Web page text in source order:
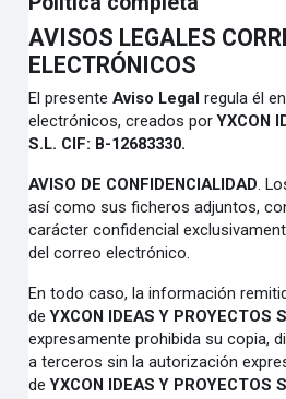
AVISOS LEGALES
ELECTRÓNICOS
El presenteAviso Legalregula él
electrónicos, creados porYXCON
S.L. CIF: B-12683330.
AVISO DE CONFIDENCIALIDAD.
así como sus ficheros adjuntos,
carácter confidencial
del correo electrónico.
En todo caso, la información
deYXCON IDEAS Y PROYECTOS
expresamente prohibida su copia,
a terceros sin la autorización
deYXCON IDEAS Y PROYECTOS